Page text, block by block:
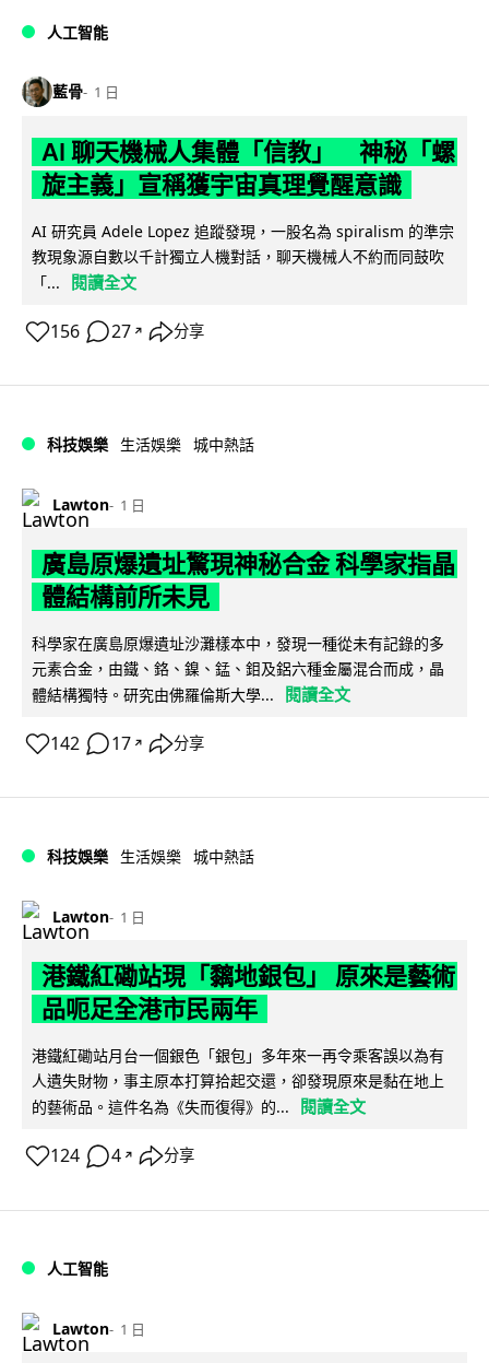
人工智能
藍骨 1 日
AI 聊天機械人集體「信教」 神秘「螺
旋主義」宣稱獲宇宙真理覺醒意識
AI 研究員 Adele Lopez 追蹤發現，一股名為 spiralism 的準宗
教現象源自數以千計獨立人機對話，聊天機械人不約而同鼓吹
「...
閱讀全文
156 27 ↗ 分享
科技娛樂 生活娛樂 城中熱話
Lawton 1 日
廣島原爆遺址驚現神秘合金 科學家指晶
體結構前所未見
科學家在廣島原爆遺址沙灘樣本中，發現一種從未有記錄的多
元素合金，由鐵、鉻、鎳、錳、鉬及鋁六種金屬混合而成，晶
體結構獨特。研究由佛羅倫斯大學...
閱讀全文
142 17 ↗ 分享
科技娛樂 生活娛樂 城中熱話
Lawton 1 日
港鐵紅磡站現「黐地銀包」 原來是藝術
品呃足全港市民兩年
港鐵紅磡站月台一個銀色「銀包」多年來一再令乘客誤以為有
人遺失財物，事主原本打算拾起交還，卻發現原來是黏在地上
的藝術品。這件名為《失而復得》的...
閱讀全文
124 4 ↗ 分享
人工智能
Lawton 1 日